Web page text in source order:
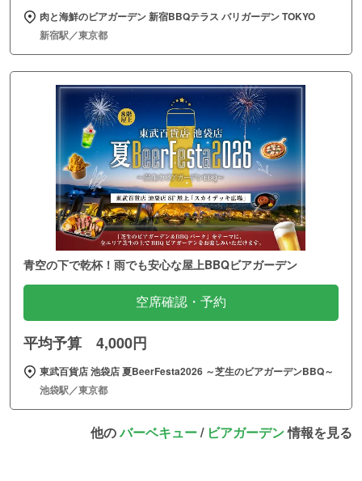
肉と海鮮のビアガーデン 新宿BBQテラス バリガーデン TOKYO
新宿駅／東京都
青空の下で乾杯！雨でも安心な屋上BBQビアガーデン
空席確認・予約
平均予算 4,000円
東武百貨店 池袋店 夏BeerFesta2026 ～芝生のビアガーデンBBQ～
池袋駅／東京都
他のバーベキュー/ ビアガーデン情報を見る